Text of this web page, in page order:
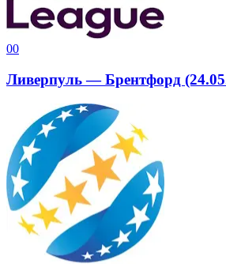
00
Ливерпуль — Брентфорд